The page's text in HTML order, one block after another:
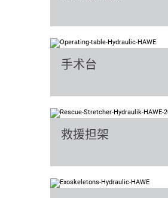
手术台
救援担架